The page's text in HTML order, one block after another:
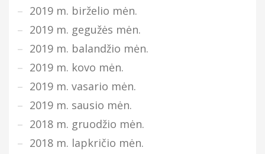
2019 m. birželio mėn.
2019 m. gegužės mėn.
2019 m. balandžio mėn.
2019 m. kovo mėn.
2019 m. vasario mėn.
2019 m. sausio mėn.
2018 m. gruodžio mėn.
2018 m. lapkričio mėn.